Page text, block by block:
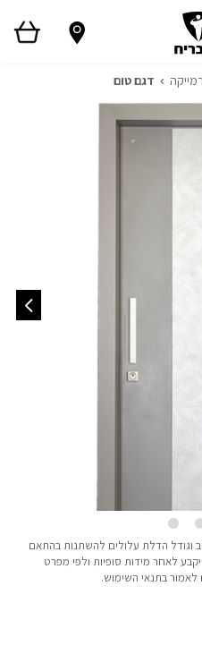
דגם טום
וגודל הדלת עלולים להשתנות בהתאם
לאחר מידות סופיות ולפי מפרט
בתנאי השימוש.